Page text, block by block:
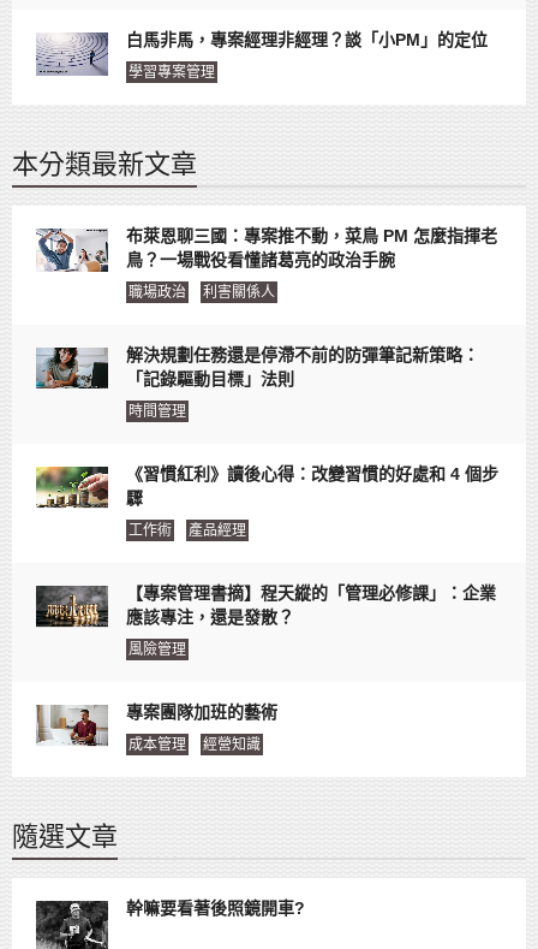
白馬非馬，專案經理非經理？談「小PM」的定位
學習專案管理
本分類最新文章
布萊恩聊三國：專案推不動，菜鳥 PM 怎麼指揮老
鳥？一場戰役看懂諸葛亮的政治手腕
職場政治 利害關係人
解決規劃任務還是停滯不前的防彈筆記新策略：
「記錄驅動目標」法則
時間管理
《習慣紅利》讀後心得：改變習慣的好處和 4 個步
驟
工作術 產品經理
【專案管理書摘】程天縱的「管理必修課」：企業
應該專注，還是發散？
風險管理
專案團隊加班的藝術
成本管理 經營知識
隨選文章
幹嘛要看著後照鏡開車?